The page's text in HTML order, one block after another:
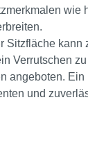
Sitzfläche kann
Verrutschen
angeboten.
und